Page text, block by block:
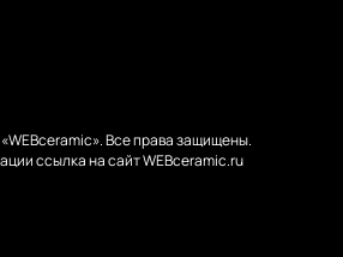
Все права защищены.
ссылка на сайт WEBceramic.ru